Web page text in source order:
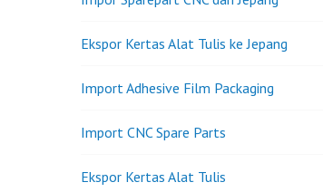
Ekspor Kertas Alat Tulis ke Jepang
Import Adhesive Film Packaging
Import CNC Spare Parts
Ekspor Kertas Alat Tulis